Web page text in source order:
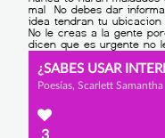
¿SABES USAR
Poesías, Scarlett Samantha